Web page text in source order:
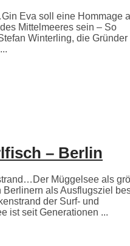
Eva soll eine Hommage
Mittelmeeres sein – So
Winterling, die Gründer
– Berlin
Müggelsee als
Berlinern als Ausflugsziel
der Surf- und
ist seit Generationen ...